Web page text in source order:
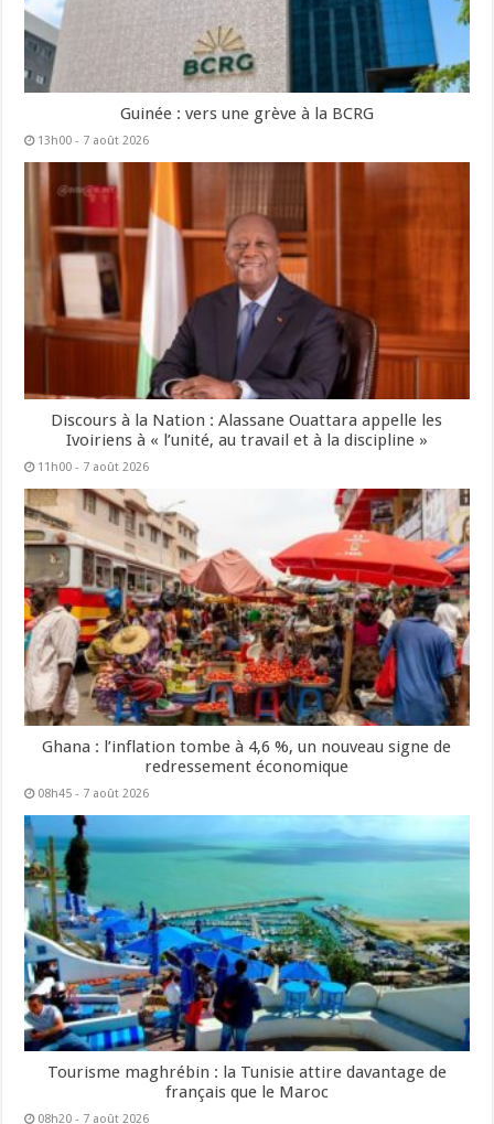
Guinée : vers une grève à la BCRG
13h00 - 7 août 2026
Discours à la Nation : Alassane Ouattara appelle les
Ivoiriens à « l’unité, au travail et à la discipline »
11h00 - 7 août 2026
Ghana : l’inflation tombe à 4,6 %, un nouveau signe de
redressement économique
08h45 - 7 août 2026
Tourisme maghrébin : la Tunisie attire davantage de
français que le Maroc
08h20 - 7 août 2026